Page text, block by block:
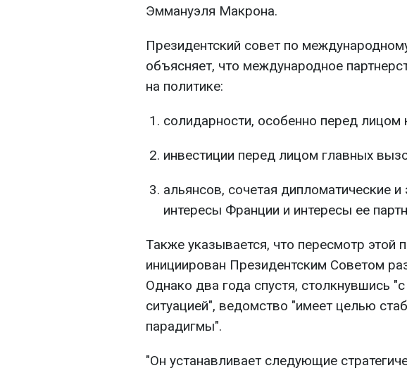
Эммануэля Макрона.
Президентский совет по
объясняет, что международное
на политике:
солидарности, особенно перед лицом
инвестиции перед лицом главных
альянсов, сочетая дипломатические
интересы Франции и интересы ее
Также указывается, что пересмотр этой
инициирован Президентским Советом
Однако два года спустя, столкнувшись
ситуацией", ведомство "имеет целью
парадигмы".
"Он устанавливает следующие